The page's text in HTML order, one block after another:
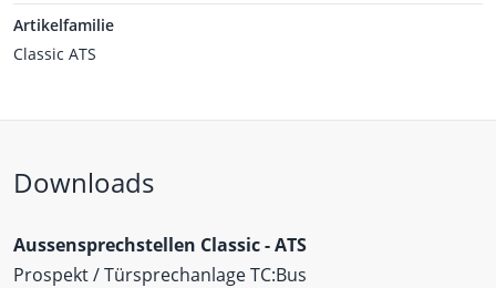
Artikelfamilie
Classic ATS
Downloads
Aussensprechstellen Classic - ATS
Prospekt / Türsprechanlage TC:Bus